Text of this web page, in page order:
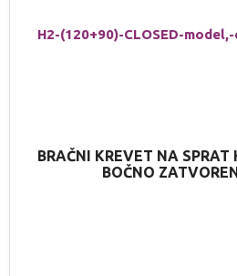
BRAČNI KREVET NA
BOČNO